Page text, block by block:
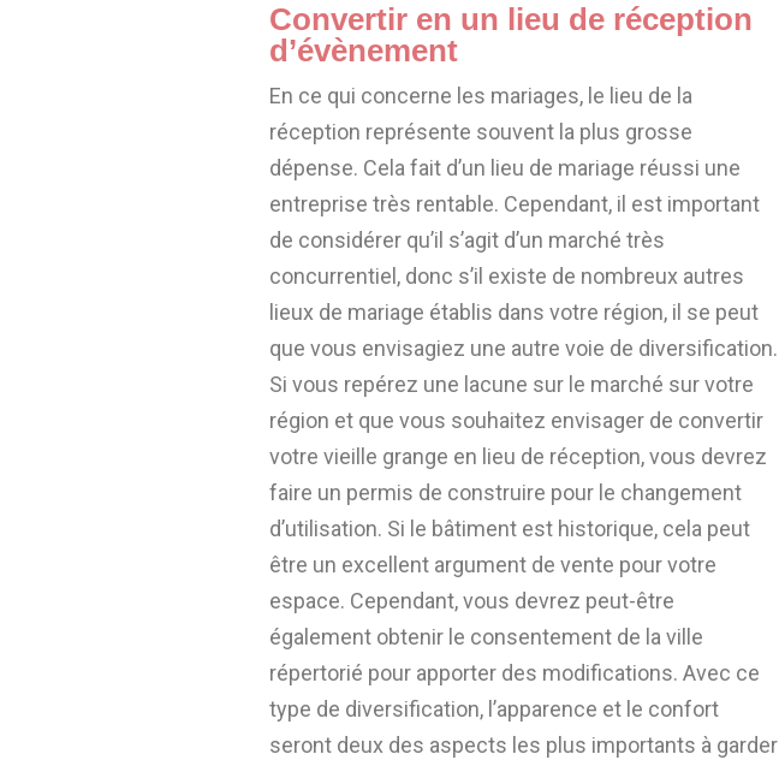
Convertir en un lieu de réception
d’évènement
En ce qui concerne les mariages, le lieu de la
réception représente souvent la plus grosse
dépense. Cela fait d’un lieu de mariage réussi une
entreprise très rentable. Cependant, il est important
de considérer qu’il s’agit d’un marché très
concurrentiel, donc s’il existe de nombreux autres
lieux de mariage établis dans votre région, il se peut
que vous envisagiez une autre voie de diversification.
Si vous repérez une lacune sur le marché sur votre
région et que vous souhaitez envisager de convertir
votre vieille grange en lieu de réception, vous devrez
faire un permis de construire pour le changement
d’utilisation. Si le bâtiment est historique, cela peut
être un excellent argument de vente pour votre
espace. Cependant, vous devrez peut-être
également obtenir le consentement de la ville
répertorié pour apporter des modifications. Avec ce
type de diversification, l’apparence et le confort
seront deux des aspects les plus importants à garder